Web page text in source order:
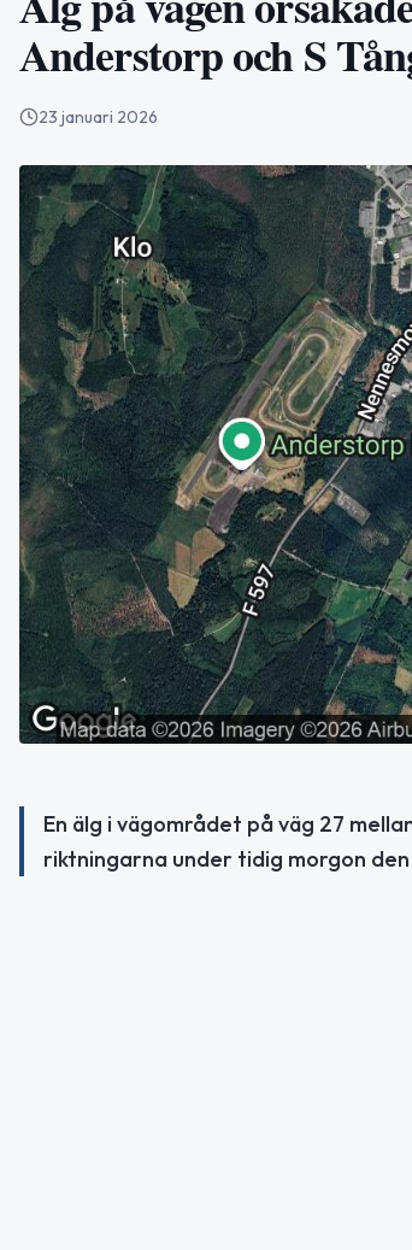
Anderstorp och S
23 januari 2026
En älg i vägområdet på väg 27
riktningarna under tidig morgon